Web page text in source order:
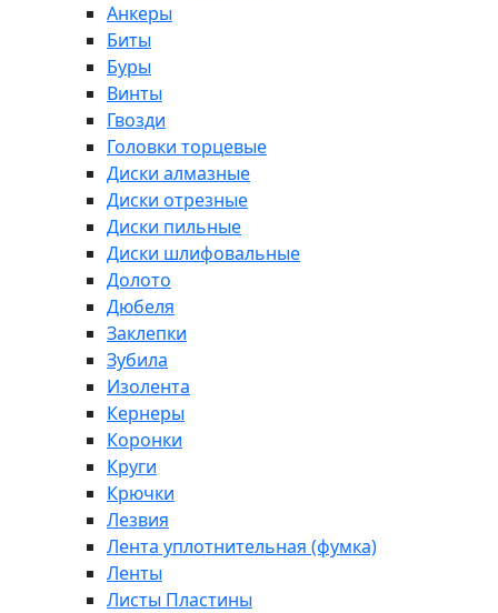
Анкеры
Биты
Буры
Винты
Гвозди
Головки торцевые
Диски алмазные
Диски отрезные
Диски пильные
Диски шлифовальные
Долото
Дюбеля
Заклепки
Зубила
Изолента
Кернеры
Коронки
Круги
Крючки
Лезвия
Лента уплотнительная (фумка)
Ленты
Листы Пластины